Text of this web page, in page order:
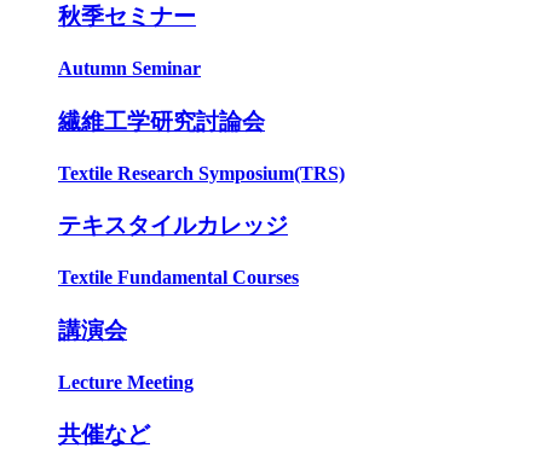
秋季セミナー
Autumn Seminar
繊維工学研究討論会
Textile Research Symposium(TRS)
テキスタイルカレッジ
Textile Fundamental Courses
講演会
Lecture Meeting
共催など